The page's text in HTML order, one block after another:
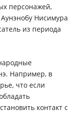
персонажей,
Нисимура
из периода
Например, в
что если
контакт с